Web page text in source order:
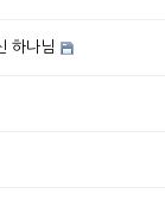
하나님